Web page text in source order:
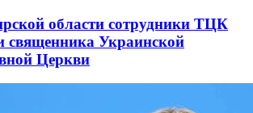
области сотрудники ТЦК
священника Украинской
Церкви